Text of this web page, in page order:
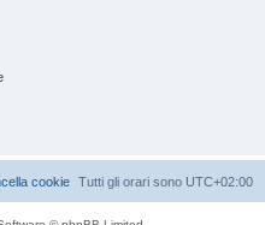
Tutti gli orari sono UTC+02:00
cookie